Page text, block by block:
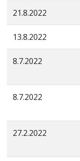
21.8.2022
13.8.2022
8.7.2022
8.7.2022
27.2.2022